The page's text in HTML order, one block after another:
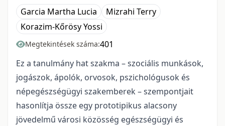
Garcia Martha Lucia
Mizrahi Terry
Korazim-Kőrösy Yossi
Megtekintések száma:401
Ez a tanulmány hat szakma – szociális munkások,
jogászok, ápolók, orvosok, pszichológusok és
népegészségügyi szakemberek – szempontjait
hasonlítja össze egy prototipikus alacsony
jövedelmű városi közösség egészségügyi és